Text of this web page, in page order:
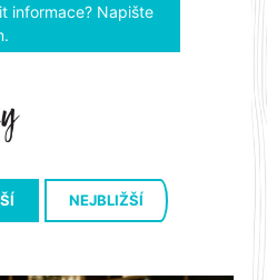
informace? Napište
NEJBLIŽŠÍ